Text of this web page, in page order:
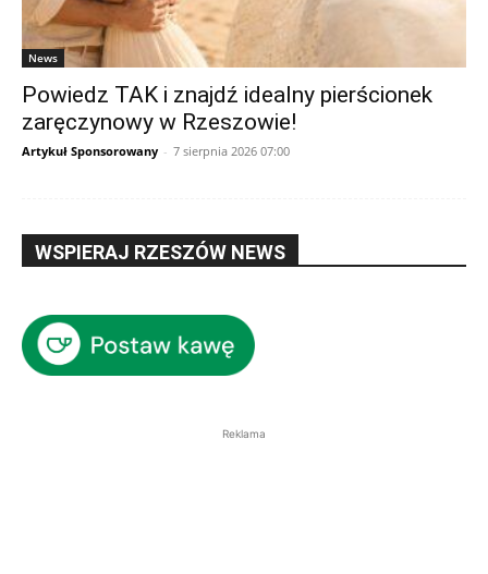
News
Powiedz TAK i znajdź idealny pierścionek
zaręczynowy w Rzeszowie!
Artykuł Sponsorowany - 7 sierpnia 2026 07:00
WSPIERAJ RZESZÓW NEWS
Reklama